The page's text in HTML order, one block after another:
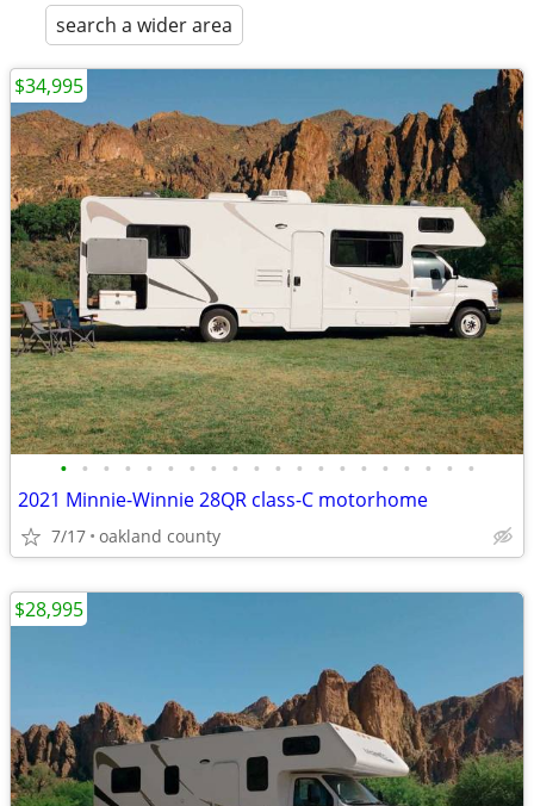
search a wider area
• • • • • • • • • • • • • • • • • • • •
2021 Minnie-Winnie 28QR class-C motorhome
7/17 oakland county
$34,995
$28,995